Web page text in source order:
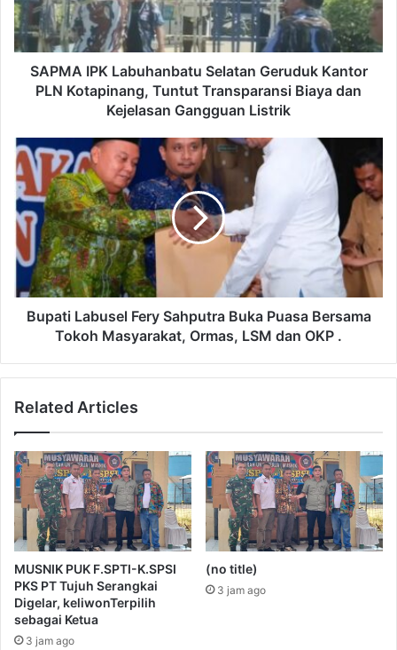
SAPMA IPK Labuhanbatu Selatan Geruduk Kantor
PLN Kotapinang, Tuntut Transparansi Biaya dan
Kejelasan Gangguan Listrik
Bupati Labusel Fery Sahputra Buka Puasa Bersama
Tokoh Masyarakat, Ormas, LSM dan OKP .
Related Articles
MUSNIK PUK F.SPTI-K.SPSI
PKS PT Tujuh Serangkai
Digelar, keliwonTerpilih
sebagai Ketua
3 jam ago
(no title)
3 jam ago